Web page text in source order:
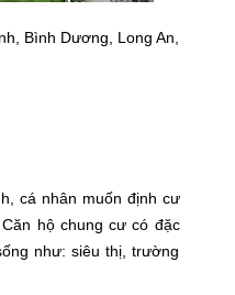
Bình Dương, Long An,
cá nhân muốn định cư
Căn hộ chung cư có đặc
như: siêu thị, trường